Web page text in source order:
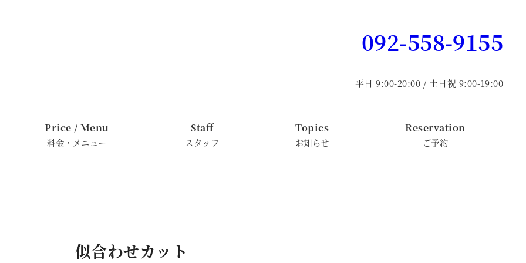
092-558-9155
平日 9:00-20:00 / 土日祝 9:00-19:00
Price / Menu
料金・メニュー
Staff
スタッフ
Topics
お知らせ
Reservation
ご予約
似合わせカット